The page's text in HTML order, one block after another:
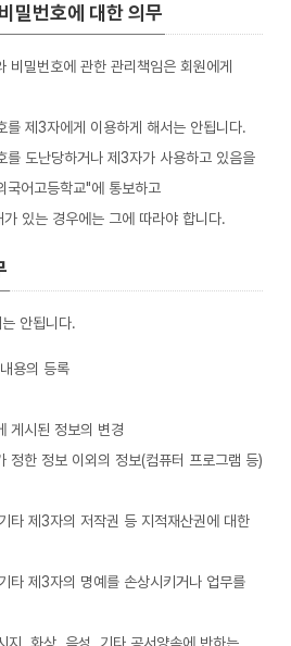
밀번호에 대한 의무
밀번호에 관한 관리책임은 회원에게
를 제3자에게 이용하게 해서는 안됩니다.
를 도난당하거나 제3자가 사용하고 있음을
국어고등학교"에 통보하고
있는 경우에는 그에 따라야 합니다.
안됩니다.
용의 등록
게시된 정보의 변경
정한 정보 이외의 정보(컴퓨터 프로그램 등)
타 제3자의 저작권 등 지적재산권에 대한
타 제3자의 명예를 손상시키거나 업무를